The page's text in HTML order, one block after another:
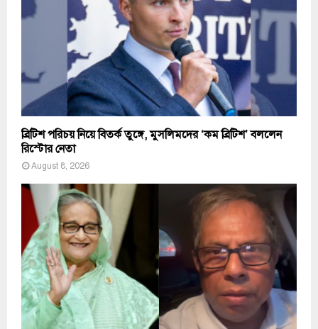
ব্রিটিশ পরিচয় নিয়ে বিতর্ক তুঙ্গে, মুসলিমদের ‘কম ব্রিটিশ’ বললেন
রিস্টোর নেতা
August 8, 2026